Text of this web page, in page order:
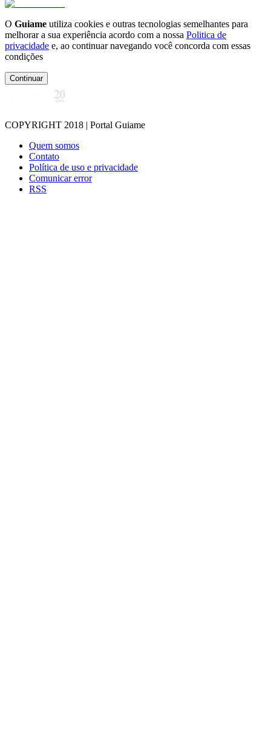
O Guiame utiliza cookies e outras tecnologias semelhantes para
melhorar a sua experiência acordo com a nossa Politica de
privacidade e, ao continuar navegando você concorda com essas
condições
Continuar
COPYRIGHT 2018 | Portal Guiame
Quem somos
Contato
Política de uso e privacidade
Comunicar error
RSS